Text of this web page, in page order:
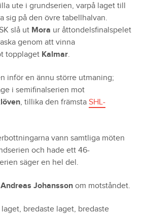
ute i grundserien, varpå laget till
sig på den övre tabellhalvan.
slå ut Mora ur åttondelsfinalspelet
genom att vinna
topplaget Kalmar.
inför en ännu större utmaning;
i semifinalserien mot
, tillika den främsta SHL-
vann samtliga möten
och hade ett 46-
säger en hel del.
Andreas Johansson om motståndet.
bredaste laget, bredaste